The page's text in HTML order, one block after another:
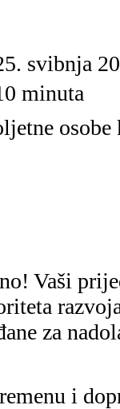
svibnja
minuta
Vaši
za
i